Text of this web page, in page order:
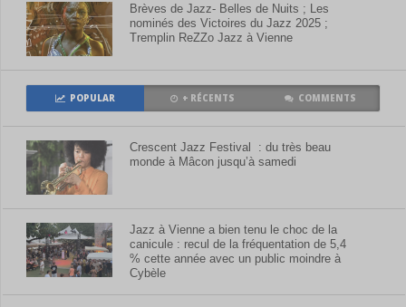
Brèves de Jazz- Belles de Nuits ; Les
nominés des Victoires du Jazz 2025 ;
Tremplin ReZZo Jazz à Vienne
POPULAR + RÉCENTS COMMENTS
Crescent Jazz Festival : du très beau
monde à Mâcon jusqu’à samedi
Jazz à Vienne a bien tenu le choc de la
canicule : recul de la fréquentation de 5,4
% cette année avec un public moindre à
Cybèle